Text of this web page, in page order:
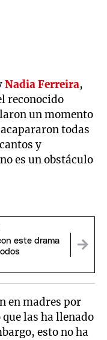
Nadia Ferreira,
reconocido
un momento
todas
y
es un obstáculo
este drama
en madres por
las ha llenado
esto no ha